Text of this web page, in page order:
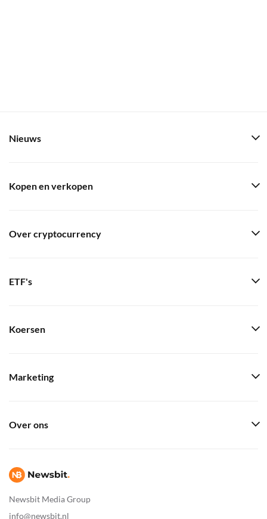
Newsbit Media Group
info@newsbit.nl
Nieuws
Kopen en verkopen
Over cryptocurrency
ETF's
Koersen
Marketing
Over ons